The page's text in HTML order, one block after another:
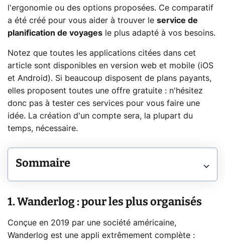
l'ergonomie ou des options proposées. Ce comparatif
a été créé pour vous aider à trouver le service de
planification de voyages le plus adapté à vos besoins.
Notez que toutes les applications citées dans cet
article sont disponibles en version web et mobile (iOS
et Android). Si beaucoup disposent de plans payants,
elles proposent toutes une offre gratuite : n'hésitez
donc pas à tester ces services pour vous faire une
idée. La création d'un compte sera, la plupart du
temps, nécessaire.
Sommaire
1. Wanderlog : pour les plus organisés
Conçue en 2019 par une société américaine,
Wanderlog est une appli extrêmement complète :